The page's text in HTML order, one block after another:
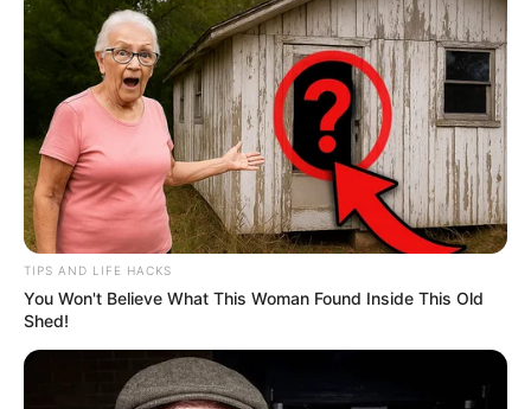
TIPS AND LIFE HACKS
You Won't Believe What This Woman Found Inside This Old
Shed!